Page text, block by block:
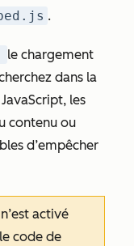
.
le chargement
dans la
les
contenu ou
d’empêcher
activé
code de